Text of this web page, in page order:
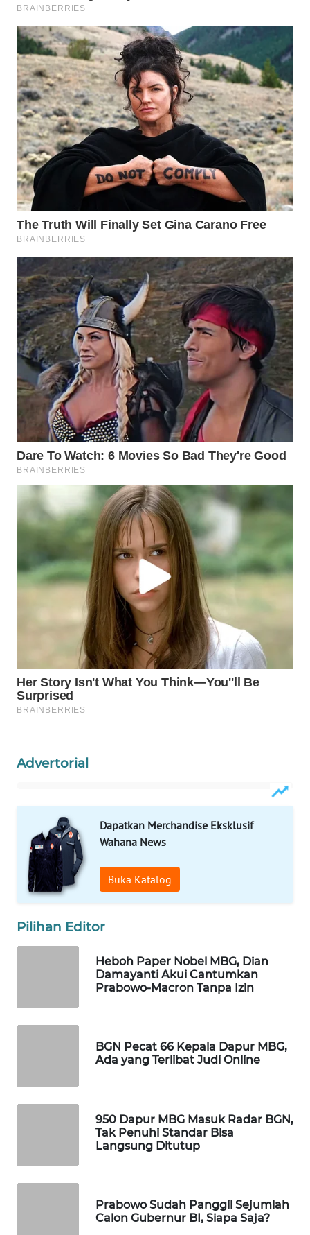
Advertorial
Dapatkan Merchandise Eksklusif
Wahana News
Buka Katalog
Pilihan Editor
Heboh Paper Nobel MBG, Dian
Damayanti Akui Cantumkan
Prabowo-Macron Tanpa Izin
BGN Pecat 66 Kepala Dapur MBG,
Ada yang Terlibat Judi Online
950 Dapur MBG Masuk Radar BGN,
Tak Penuhi Standar Bisa
Langsung Ditutup
Prabowo Sudah Panggil Sejumlah
Calon Gubernur BI, Siapa Saja?
WN
NATUNA
WN
BINTAN
WN
MANDALIKA
WN
LIKUPANG
WN
LABUANBAJO
WN
BORNEO
Wahana
Media
Group
WAHANA
NEWS
WAHANA
TANI
WAHANA
INFRASTRUKTUR
WAHANA
WAHANA
TRAVEL
WAHANANEWS
CO ID
WAHANANEWS
NET
UMKM